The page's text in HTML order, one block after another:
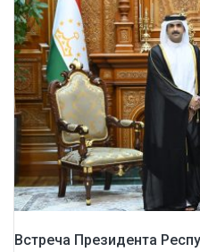
Встреча Президента